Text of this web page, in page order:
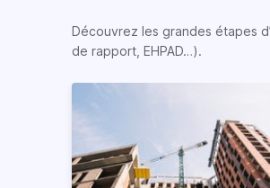
Découvrez les grandes étapes
de rapport, EHPAD…).